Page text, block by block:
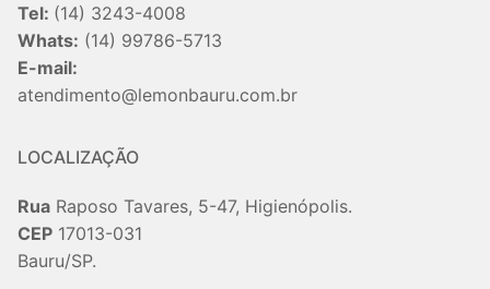
Tel: (14) 3243-4008
Whats: (14) 99786-5713
E-mail:
atendimento@lemonbauru.com.br
LOCALIZAÇÃO
Rua Raposo Tavares, 5-47, Higienópolis.
CEP 17013-031
Bauru/SP.